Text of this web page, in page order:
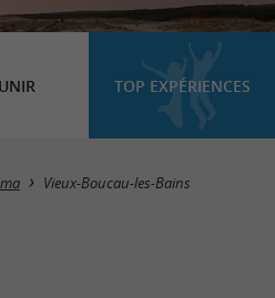
TOP EXPÉRIENCES
Masquer la carte
Vieux-Boucau-les-Bains